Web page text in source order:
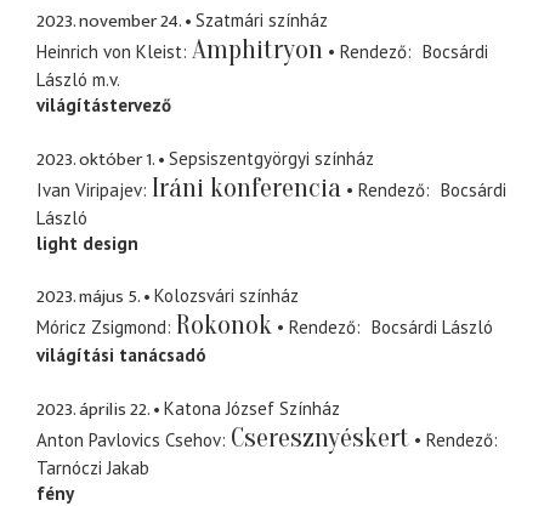
2023. november 24.
Szatmári színház
Heinrich von Kleist Amphitryon Rendező
Bocsárdi
László m.v.
világítástervező
2023. október 1.
Sepsiszentgyörgyi színház
Ivan Viripajev Iráni konferencia Rendező
Bocsárdi
László
light design
2023. május 5.
Kolozsvári színház
Móricz Zsigmond Rokonok Rendező
Bocsárdi László
világítási tanácsadó
2023. április 22.
Katona József Színház
Anton Pavlovics Csehov Cseresznyéskert
Rendező
Tarnóczi Jakab
fény